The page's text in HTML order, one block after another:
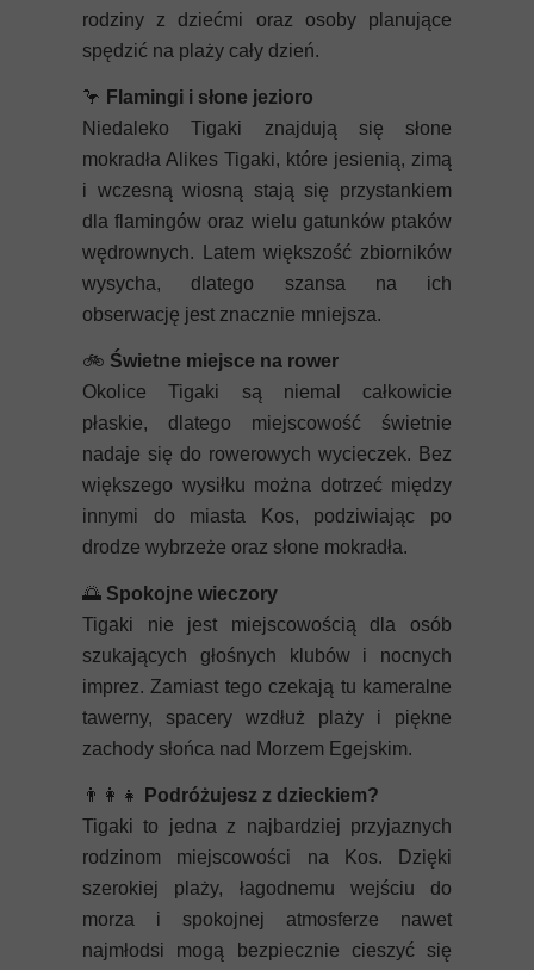
rodziny z dziećmi oraz osoby planujące
spędzić na plaży cały dzień.
🦩 Flamingi i słone jezioro
Niedaleko Tigaki znajdują się słone
mokradła Alikes Tigaki, które jesienią, zimą
i wczesną wiosną stają się przystankiem
dla flamingów oraz wielu gatunków ptaków
wędrownych. Latem większość zbiorników
wysycha, dlatego szansa na ich
obserwację jest znacznie mniejsza.
🚲 Świetne miejsce na rower
Okolice Tigaki są niemal całkowicie
płaskie, dlatego miejscowość świetnie
nadaje się do rowerowych wycieczek. Bez
większego wysiłku można dotrzeć między
innymi do miasta Kos, podziwiając po
drodze wybrzeże oraz słone mokradła.
🌅 Spokojne wieczory
Tigaki nie jest miejscowością dla osób
szukających głośnych klubów i nocnych
imprez. Zamiast tego czekają tu kameralne
tawerny, spacery wzdłuż plaży i piękne
zachody słońca nad Morzem Egejskim.
👨‍👩‍👧
Podróżujesz z dzieckiem?
Tigaki to jedna z najbardziej przyjaznych
rodzinom miejscowości na Kos. Dzięki
szerokiej plaży, łagodnemu wejściu do
morza i spokojnej atmosferze nawet
najmłodsi mogą bezpiecznie cieszyć się